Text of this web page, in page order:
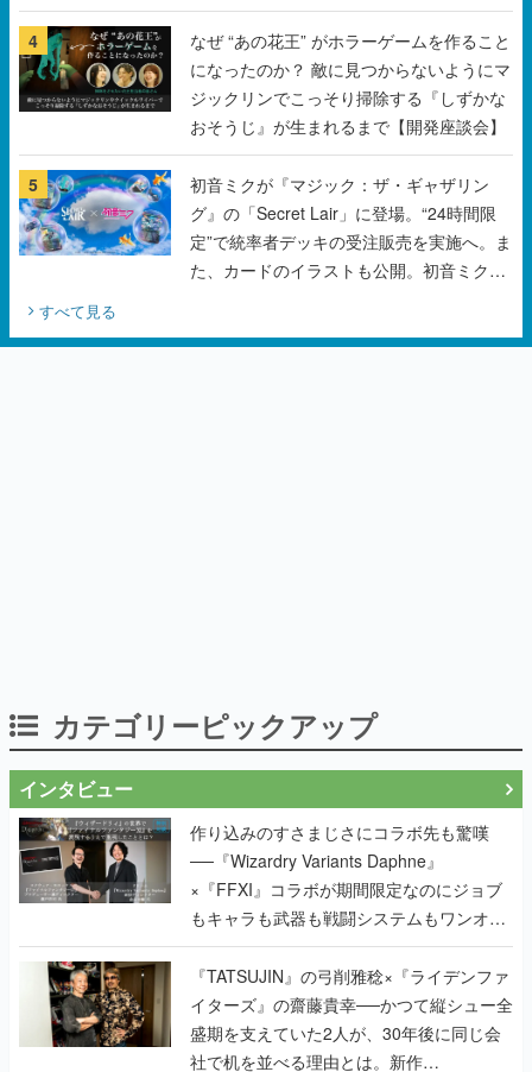
4
なぜ “あの花王” がホラーゲームを作ること
になったのか？ 敵に見つからないようにマ
ジックリンでこっそり掃除する『しずかな
おそうじ』が生まれるまで【開発座談会】
5
初音ミクが『マジック：ザ・ギャザリン
グ』の「Secret Lair」に登場。“24時間限
定”で統率者デッキの受注販売を実施へ。ま
た、カードのイラストも公開。初音ミクの
すべて見る
カテゴリーピックアップ
インタビュー
作り込みのすさまじさにコラボ先も驚嘆
──『Wizardry Variants Daphne』
×『FFXI』コラボが期間限定なのにジョブ
もキャラも武器も戦闘システムもワンオフ
で作り込まれた理由を両ディレクターに聞
く
『TATSUJIN』の弓削雅稔×『ライデンファ
イターズ』の齋藤貴幸──かつて縦シュー全
盛期を支えていた2人が、30年後に同じ会
社で机を並べる理由とは。新作